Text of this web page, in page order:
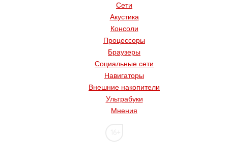
Сети
Акустика
Консоли
Процессоры
Браузеры
Социальные сети
Навигаторы
Внешние накопители
Ультрабуки
Мнения